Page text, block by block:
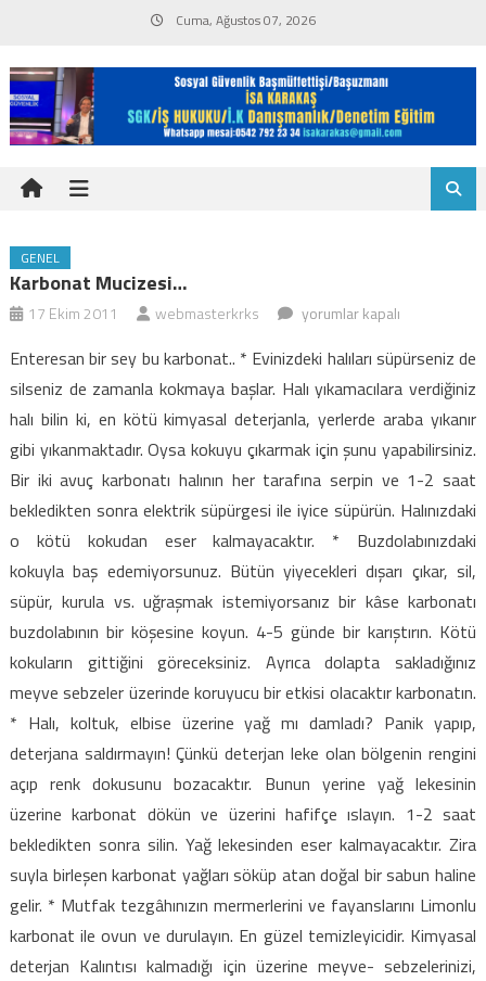
content
Cuma, Ağustos 07, 2026
GENEL
Karbonat Mucizesi…
17 Ekim 2011 webmasterkrks
Karbonat
için
yorumlar kapalı
Enteresan bir sey bu karbonat.. * Evinizdeki halıları süpürseniz de
silseniz de zamanla kokmaya başlar. Halı yıkamacılara verdiğiniz
halı bilin ki, en kötü kimyasal deterjanla, yerlerde araba yıkanır
gibi yıkanmaktadır. Oysa kokuyu çıkarmak için şunu yapabilirsiniz.
Bir iki avuç karbonatı halının her tarafına serpin ve 1-2 saat
bekledikten sonra elektrik süpürgesi ile iyice süpürün. Halınızdaki
o kötü kokudan eser kalmayacaktır. * Buzdolabınızdaki
kokuylabaş edemiyorsunuz. Bütün yiyecekleri dışarı çıkar, sil,
süpür, kurula vs. uğraşmak istemiyorsanız bir kâse karbonatı
buzdolabının bir köşesine koyun. 4-5 günde bir karıştırın. Kötü
kokuların gittiğini göreceksiniz. Ayrıca dolapta sakladığınız
meyve sebzeler üzerinde koruyucu bir etkisi olacaktır karbonatın.
* Halı, koltuk, elbise üzerine yağ mı damladı? Panik yapıp,
deterjana saldırmayın! Çünkü deterjan leke olan bölgenin rengini
açıp renk dokusunu bozacaktır. Bunun yerine yağ lekesinin
üzerine karbonat dökün ve üzerini hafifçe ıslayın. 1-2 saat
bekledikten sonra silin. Yağ lekesinden eser kalmayacaktır. Zira
suyla birleşen karbonat yağları söküp atan doğal bir sabun haline
gelir. * Mutfak tezgâhınızın mermerlerini ve fayanslarını Limonlu
karbonat ile ovun ve durulayın. En güzel temizleyicidir. Kimyasal
deterjan Kalıntısı kalmadığı için üzerine meyve- sebzelerinizi,